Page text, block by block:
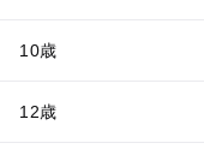
10歳
12歳